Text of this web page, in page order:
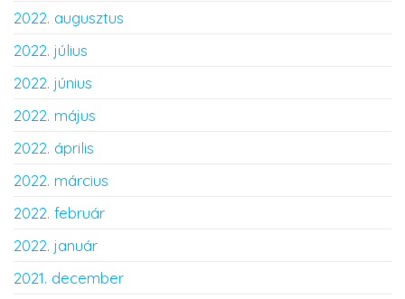
2022. augusztus
2022. július
2022. június
2022. május
2022. április
2022. március
2022. február
2022. január
2021. december